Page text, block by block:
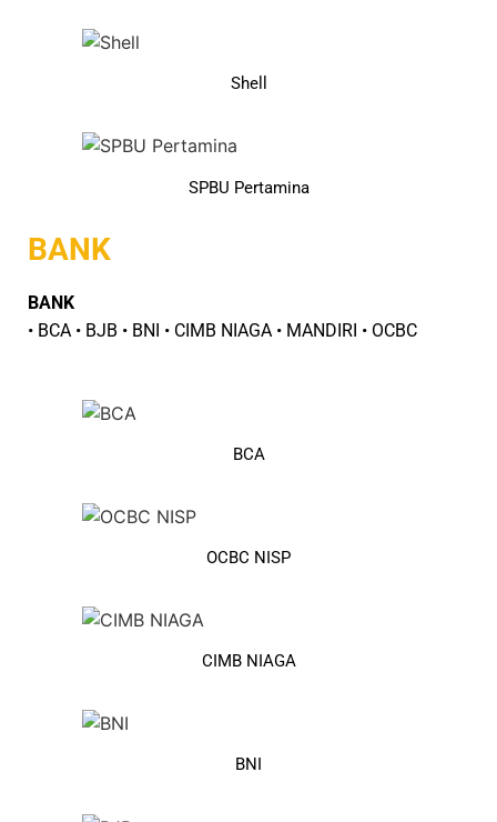
Shell
SPBU Pertamina
BANK
BANK
• BCA • BJB • BNI • CIMB NIAGA • MANDIRI • OCBC
BCA
OCBC NISP
CIMB NIAGA
BNI